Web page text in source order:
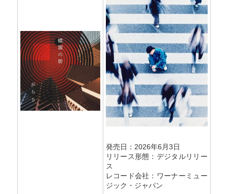
発売日：2026年6月3日
リリース形態：デジタルリリー
ス
レコード会社：ワーナーミュー
ジック・ジャパン